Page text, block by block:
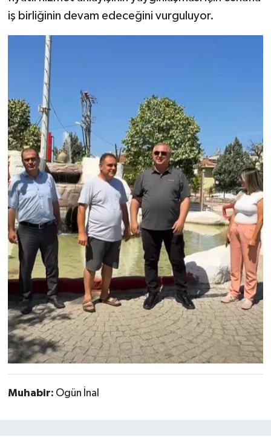
iş birliğinin devam edeceğini vurguluyor.
Muhabir: Ogün İnal